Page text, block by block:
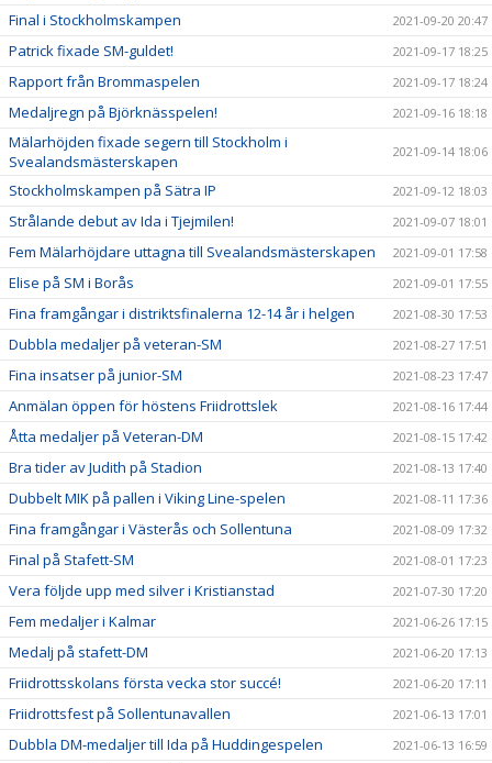
Final i Stockholmskampen 2021-09-20 20:47
Patrick fixade SM-guldet! 2021-09-17 18:25
Rapport från Brommaspelen 2021-09-17 18:24
Medaljregn på Björknässpelen! 2021-09-16 18:18
Mälarhöjden fixade segern till Stockholm i
Svealandsmästerskapen
2021-09-14 18:06
Stockholmskampen på Sätra IP 2021-09-12 18:03
Strålande debut av Ida i Tjejmilen! 2021-09-07 18:01
Fem Mälarhöjdare uttagna till Svealandsmästerskapen 2021-09-01 17:58
Elise på SM i Borås 2021-09-01 17:55
Fina framgångar i distriktsfinalerna 12-14 år i helgen 2021-08-30 17:53
Dubbla medaljer på veteran-SM 2021-08-27 17:51
Fina insatser på junior-SM 2021-08-23 17:47
Anmälan öppen för höstens Friidrottslek 2021-08-16 17:44
Åtta medaljer på Veteran-DM 2021-08-15 17:42
Bra tider av Judith på Stadion 2021-08-13 17:40
Dubbelt MIK på pallen i Viking Line-spelen 2021-08-11 17:36
Fina framgångar i Västerås och Sollentuna 2021-08-09 17:32
Final på Stafett-SM 2021-08-01 17:23
Vera följde upp med silver i Kristianstad 2021-07-30 17:20
Fem medaljer i Kalmar 2021-06-26 17:15
Medalj på stafett-DM 2021-06-20 17:13
Friidrottsskolans första vecka stor succé! 2021-06-20 17:11
Friidrottsfest på Sollentunavallen 2021-06-13 17:01
Dubbla DM-medaljer till Ida på Huddingespelen 2021-06-13 16:59